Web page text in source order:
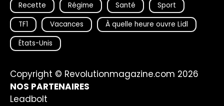
Recette
Régime Santé
Sport
TF1
Vacances
À quelle heure ouvre Lidl
États-Unis
Copyright © Revolutionmagazine.com 2026
NOS PARTENAIRES
Leadbolt